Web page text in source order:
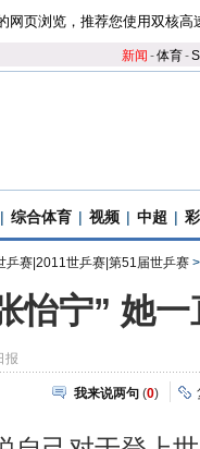
网页浏览，推荐您使用双核高
新闻 -体育-S
| 综合体育 | 视频 | 中超 |
乒赛|2011世乒赛|第51届世乒赛
怡宁” 她
报
我来说两句 (0)